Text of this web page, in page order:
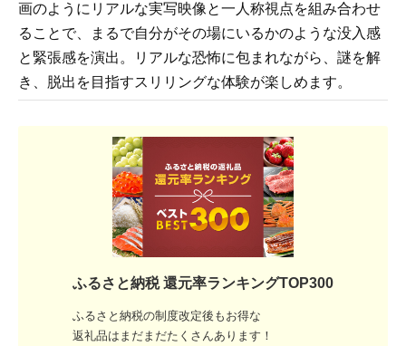
画のようにリアルな実写映像と一人称視点を組み合わせ
ることで、まるで自分がその場にいるかのような没入感
と緊張感を演出。リアルな恐怖に包まれながら、謎を解
き、脱出を目指すスリリングな体験が楽しめます。
ふるさと納税 還元率ランキングTOP300
ふるさと納税の制度改定後もお得な
返礼品はまだまだたくさんあります！